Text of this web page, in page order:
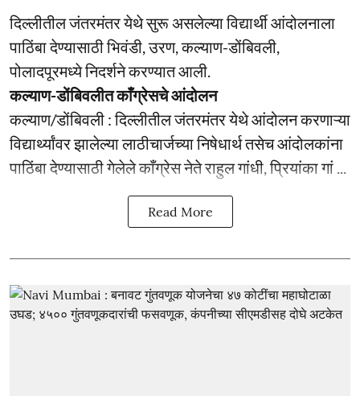
दिल्लीतील जंतरमंतर येथे सुरू असलेल्या विद्यार्थी आंदोलनाला
पाठिंबा देण्यासाठी भिवंडी, उरण, कल्याण-डोंबिवली,
पोलादपूरमध्ये निदर्शने करण्यात आली.
कल्याण-डोंबिवलीत काँग्रेसचे आंदोलन
कल्याण/डोंबिवली : दिल्लीतील जंतरमंतर येथे आंदोलन करणाऱ्या
विद्यार्थ्यांवर झालेल्या लाठीचार्जच्या निषेधार्थ तसेच आंदोलकांना
पाठिंबा देण्यासाठी गेलेले काँग्रेस नेते राहुल गांधी, प्रियांका गां ...
Read More